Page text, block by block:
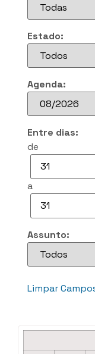
Estado:
Agenda:
Entre dias:
de
a
Assunto:
Limpar